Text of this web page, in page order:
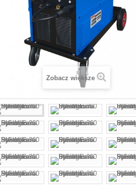
Zobacz większe